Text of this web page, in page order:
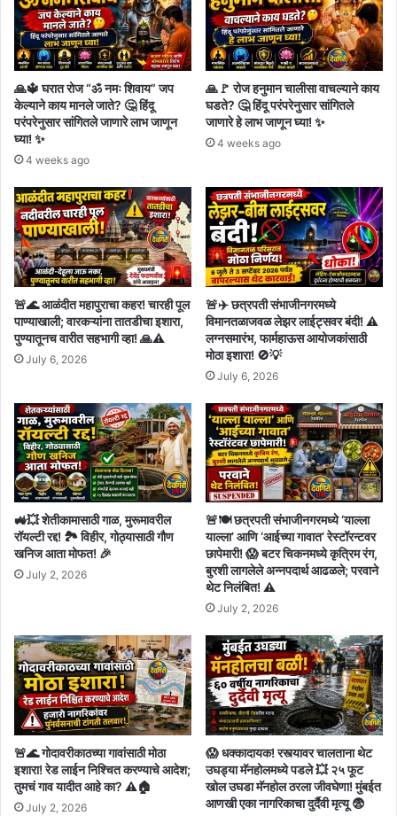
🙏🔱 घरात रोज “ॐ नमः शिवाय” जप
केल्याने काय मानले जाते? 🤔 हिंदू
परंपरेनुसार सांगितले जाणारे लाभ जाणून
घ्या! ✨
4 weeks ago
🙏🚩 रोज हनुमान चालीसा वाचल्याने काय
घडते? 🤔 हिंदू परंपरेनुसार सांगितले
जाणारे हे लाभ जाणून घ्या! ✨
4 weeks ago
🚨🌊 आळंदीत महापुराचा कहर! चारही पूल
पाण्याखाली; वारकऱ्यांना तातडीचा इशारा,
पुण्यातूनच वारीत सहभागी व्हा! 🙏⚠️
July 6, 2026
🚨✈️ छत्रपती संभाजीनगरमध्ये
विमानतळाजवळ लेझर लाईट्सवर बंदी! ⚠️
लग्नसमारंभ, फार्महाऊस आयोजकांसाठी
मोठा इशारा! 🚫💡
July 6, 2026
🚜💥 शेतीकामासाठी गाळ, मुरूमावरील
रॉयल्टी रद्द! 🏞️ विहीर, गोठ्यासाठी गौण
खनिज आता मोफत! 🎉
July 2, 2026
🚨🍽️ छत्रपती संभाजीनगरमध्ये ‘याल्ला
याल्ला’ आणि ‘आईच्या गावात’ रेस्टॉरन्टवर
छापेमारी! 😱 बटर चिकनमध्ये कृत्रिम रंग,
बुरशी लागलेले अन्नपदार्थ आढळले; परवाने
थेट निलंबित! ⚠️
July 2, 2026
🚨🌊 गोदावरीकाठच्या गावांसाठी मोठा
इशारा! रेड लाईन निश्चित करण्याचे आदेश;
तुमचं गाव यादीत आहे का? ⚠️🏠
July 2, 2026
😱 धक्कादायक! रस्त्यावर चालताना थेट
उघड्या मॅनहोलमध्ये पडले 💥 २५ फूट
खोल उघडा मॅनहोल ठरला जीवघेणा! मुंबईत
आणखी एका नागरिकाचा दुर्दैवी मृत्यू 😨